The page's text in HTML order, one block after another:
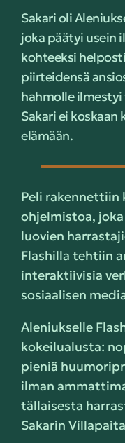
Sakari oli
joka päätyi usein
kohteeksi
piirteidensä
hahmolle ilmestyi
Sakari ei
elämään.
Peli rakennettiin
ohjelmistoa,
luovien
Flashilla tehtiin
interaktiivisia
sosiaalisen
Aleniukselle
kokeilualusta:
pieniä
ilman
tällaisesta
Sakarin